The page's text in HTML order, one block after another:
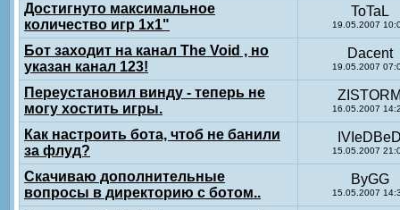
Достигнуто максимальное
количество игр 1х1"
ToTaL
19.05.2007
Бот заходит на канал The Void , но
указан канал 123!
Dacent
19.05.2007
Переустановил винду - теперь не
могу хостить игры.
16.05.2007
Как настроить бота, чтоб не банили
за флуд?
15.05.2007
Скачиваю дополнительные
вопросы в директорию с ботом..
ByGG
15.05.2007